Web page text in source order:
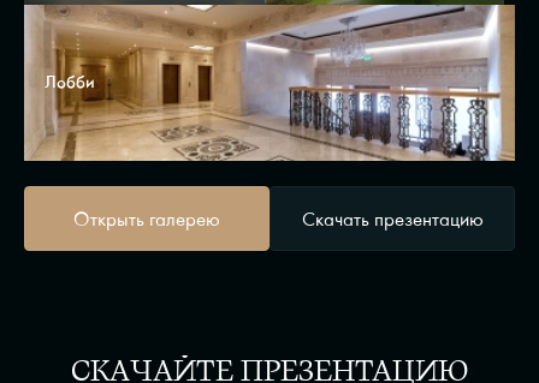
Лобби
Открыть галерею Скачать презентацию
СКАЧАЙТЕ ПРЕЗЕНТАЦИЮ